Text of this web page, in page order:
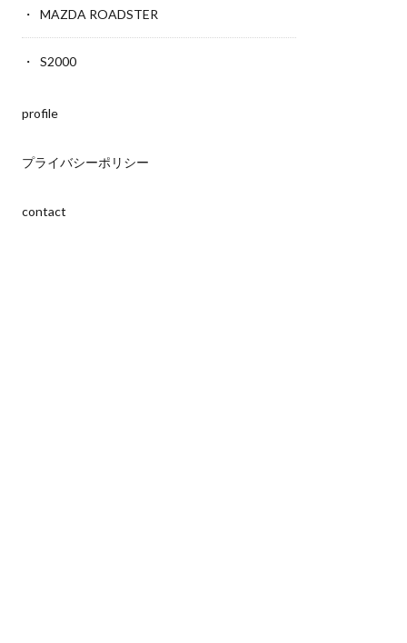
MAZDA ROADSTER
S2000
profile
プライバシーポリシー
contact